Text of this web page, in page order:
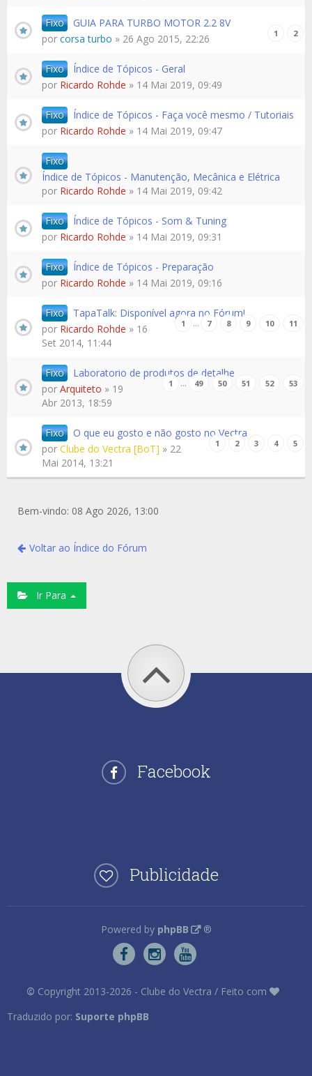
Fixo GUIA PARA TURBO MOTOR 2.2 8V
1 2
por corsa turbo » 26 Ago 2015, 22:26
Fixo
Índice de Tópicos - Geral
por Ricardo Rohde » 14 Mai 2019, 09:49
Fixo
Índice de Tópicos - Faça você mesmo / Tutoriais
por Ricardo Rohde » 14 Mai 2019, 09:47
Fixo
Índice de Tópicos - Manutenção, Mecânica e Elétrica
por Ricardo Rohde » 14 Mai 2019, 09:42
Fixo
Índice de Tópicos - Som & Tuning
por Ricardo Rohde » 14 Mai 2019, 09:31
Fixo
Índice de Tópicos - Preparação
por Ricardo Rohde » 14 Mai 2019, 09:16
Fixo TapaTalk: Disponível agora no Fórum!
1 … 7 8 9 10 11
por Ricardo Rohde » 16
Set 2014, 11:44
Fixo Laboratorio de produtos de detalhe
1 … 49 50 51 52 53
por Arquiteto » 19
Abr 2013, 18:59
Fixo O que eu gosto e não gosto no Vectra
1 2 3 4 5
por Clube do Vectra [BoT] » 22
Mai 2014, 13:21
Bem-vindo: 08 Ago 2026, 13:00
Voltar ao Índice do Fórum
Ir Para
Facebook
Publicidade
Powered by phpBB ®
© Copyright 2013-2026 - Clube do Vectra / Feito com
Traduzido por: Suporte phpBB